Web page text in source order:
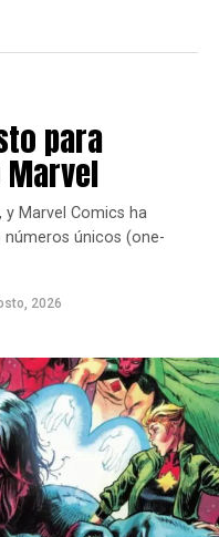
Mutant Ninja Turtles x
Naruto
sin cuartel con
Sasuke y Sakura
molesto por sus
y se transformó en el
del cieno. Sin duda,
shinobi de tus
de acción!”
Ninja Turtles x Naruto
para
y Marvel Comics ha
únicos (one-
2026